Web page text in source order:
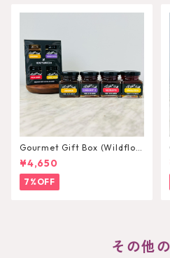
Gourmet Gift Box (Wildflow
er.LemonMyrtle.Cinnamonn.
VanillaBean) 75g×4
¥4,650
7%OFF
その他